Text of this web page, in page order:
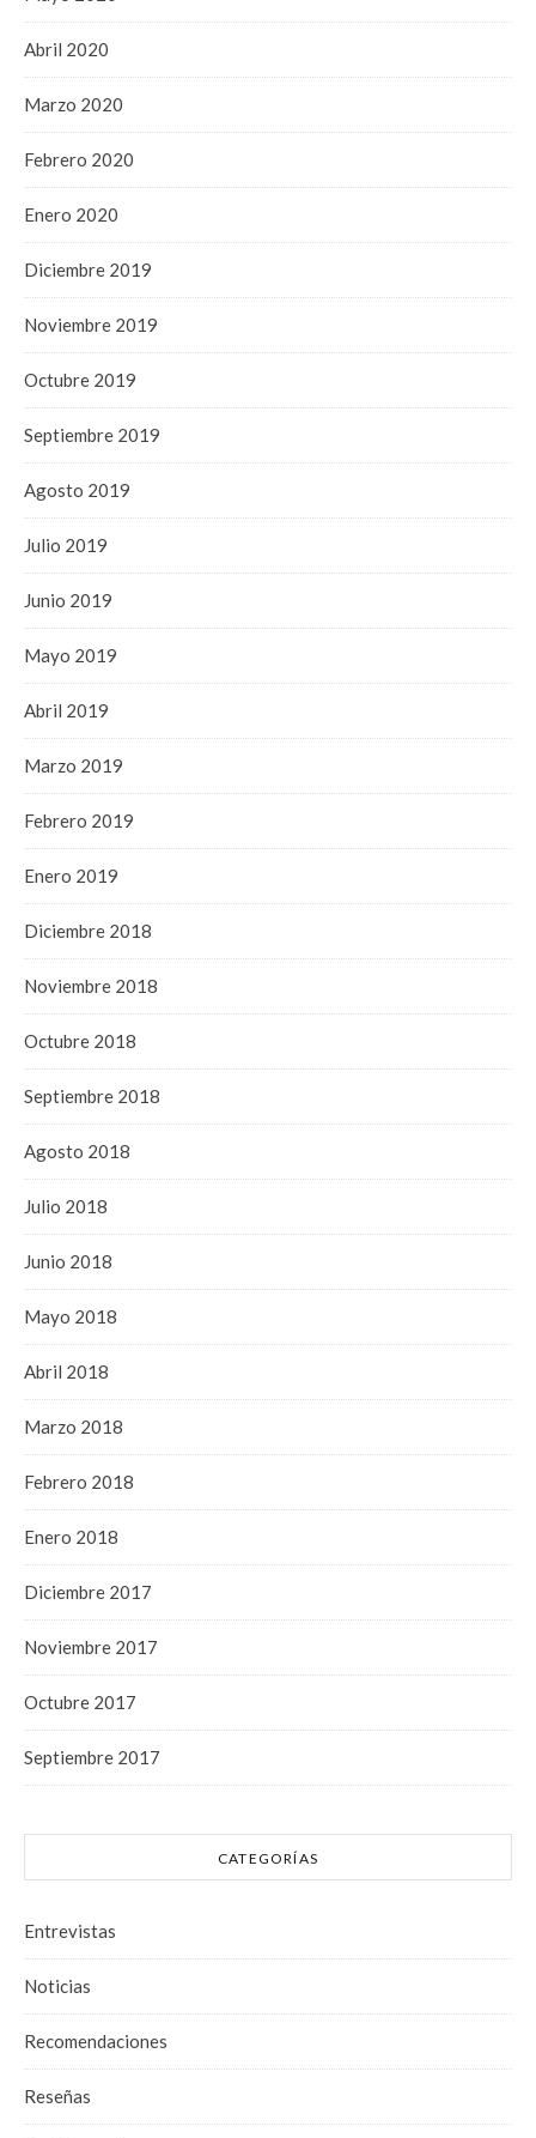
Abril 2020
Marzo 2020
Febrero 2020
Enero 2020
Diciembre 2019
Noviembre 2019
Octubre 2019
Septiembre 2019
Agosto 2019
Julio 2019
Junio 2019
Mayo 2019
Abril 2019
Marzo 2019
Febrero 2019
Enero 2019
Diciembre 2018
Noviembre 2018
Octubre 2018
Septiembre 2018
Agosto 2018
Julio 2018
Junio 2018
Mayo 2018
Abril 2018
Marzo 2018
Febrero 2018
Enero 2018
Diciembre 2017
Noviembre 2017
Octubre 2017
Septiembre 2017
CATEGORÍAS
Entrevistas
Noticias
Recomendaciones
Reseñas